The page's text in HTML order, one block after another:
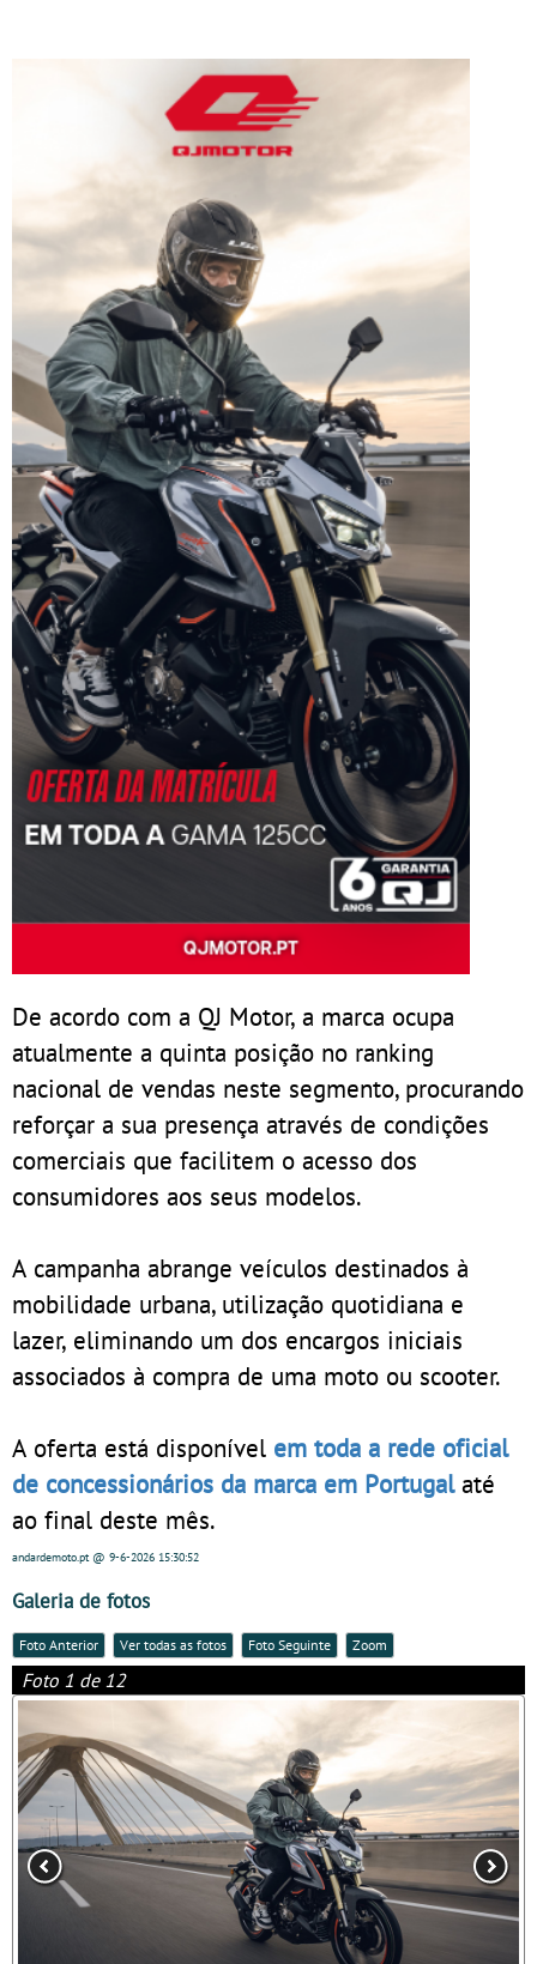
De acordo com a QJ Motor, a marca ocupa
atualmente a quinta posição no ranking
nacional de vendas neste segmento, procurando
reforçar a sua presença através de condições
comerciais que facilitem o acesso dos
consumidores aos seus modelos.
A campanha abrange veículos destinados à
mobilidade urbana, utilização quotidiana e
lazer, eliminando um dos encargos iniciais
associados à compra de uma moto ou scooter.
A oferta está disponível em toda a rede oficial
de concessionários da marca em Portugalaté
ao final deste mês.
andardemoto.pt@ 9-6-2026 15:30:52
Galeria de fotos
Foto Anterior Ver todas as fotos Foto Seguinte Zoom
Foto 1 de 12